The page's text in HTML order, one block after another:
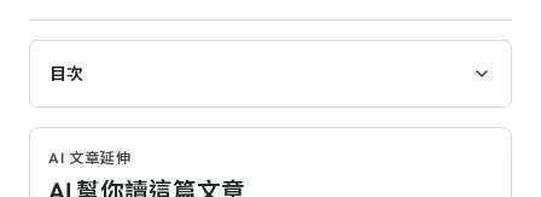
目次
AI 文章延伸
AI 幫你讀這篇文章